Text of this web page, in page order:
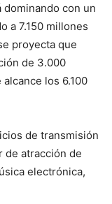
con un
a 7.150 millones
proyecta que
de 3.000
los 6.100
de transmisión
de atracción de
electrónica,